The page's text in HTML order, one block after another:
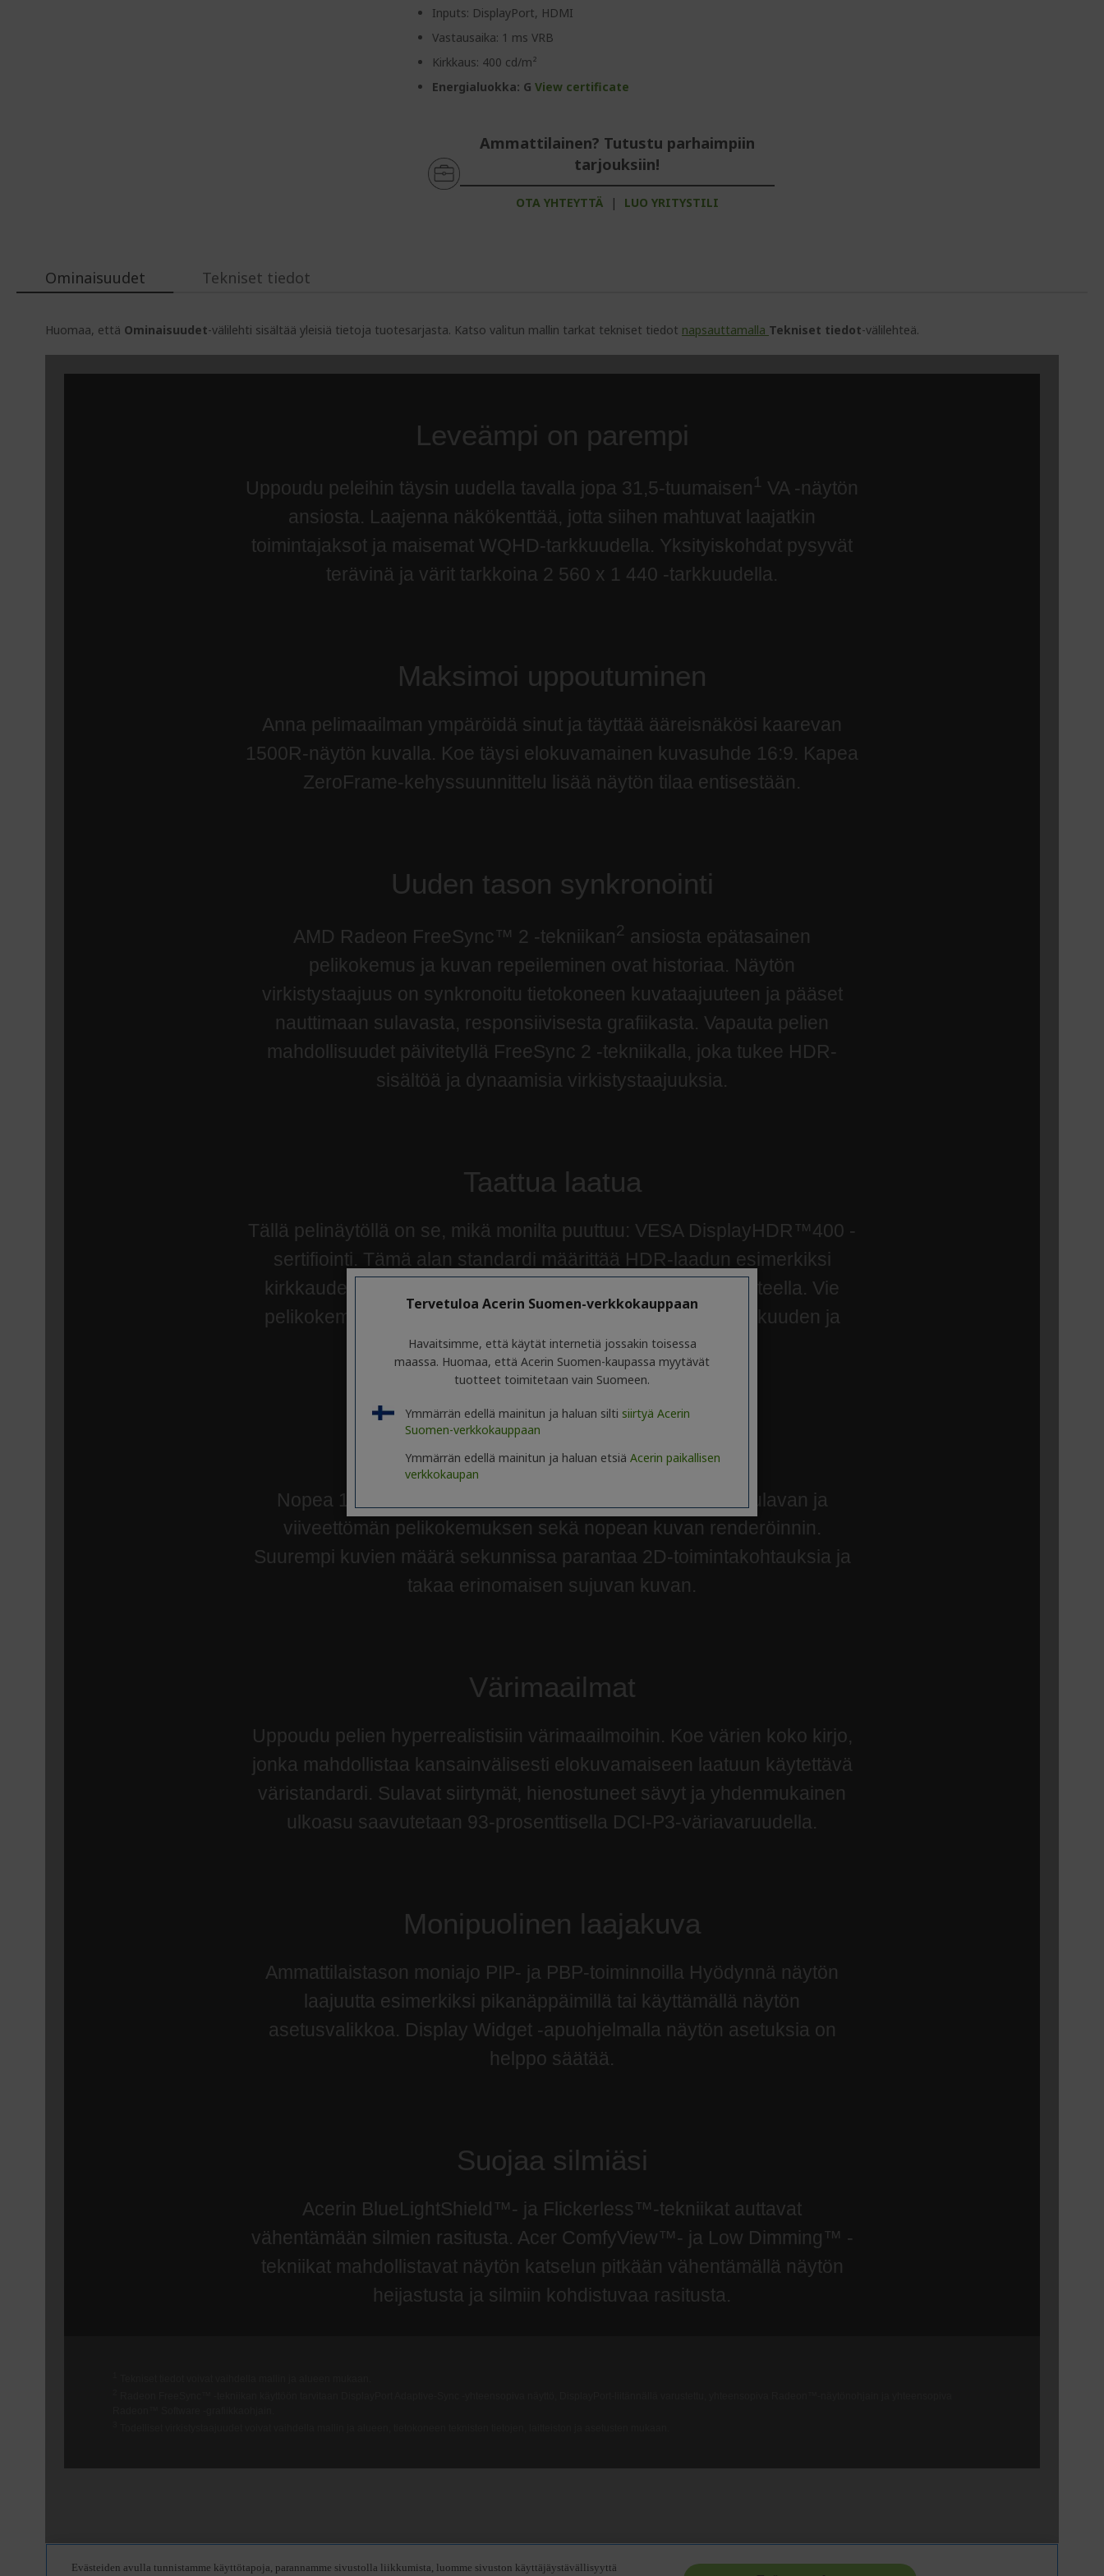
Inputs: DisplayPort, HDMI
Vastausaika: 1 ms VRB
Kirkkaus: 400 cd/m²
Energialuokka: GView certificate
Ammattilainen? Tutustu parhaimpiin
tarjouksiin!
OTA YHTEYTTÄ | LUO YRITYSTILI
Ominaisuudet
Huomaa, että Ominaisuudet-välilehti sisältää yleisiä tietoja tuotesarjasta. Katso valitun mallin tarkat tekniset tiedot napsauttamalla Tekniset tiedot-välilehteä.
Tekniset tiedot
Tervetuloa Acerin Suomen-verkkokauppaan
Havaitsimme, että käytät internetiä jossakin toisessa
maassa. Huomaa, että Acerin Suomen-kaupassa myytävät
tuotteet toimitetaan vain Suomeen.
Ymmärrän edellä mainitun ja haluan silti siirtyä Acerin
Suomen-verkkokauppaan
Ymmärrän edellä mainitun ja haluan etsiä Acerin paikallisen
verkkokaupan